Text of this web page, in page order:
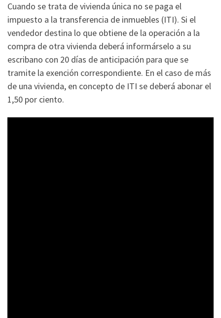
Cuando se trata de vivienda única no se paga el
impuesto a la transferencia de inmuebles (ITI). Si el
vendedor destina lo que obtiene de la operación a la
compra de otra vivienda deberá informárselo a su
escribano con 20 días de anticipación para que se
tramite la exención correspondiente. En el caso de más
de una vivienda, en concepto de ITI se deberá abonar el
1,50 por ciento.